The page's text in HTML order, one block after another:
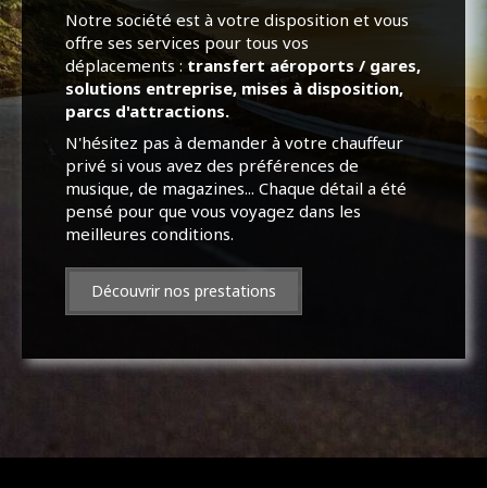
Notre société est à votre disposition et vous
offre ses services pour tous vos
déplacements : transfert aéroports / gares,
solutions entreprise, mises à disposition,
parcs d'attractions.
N'hésitez pas à demander à votre chauffeur
privé si vous avez des préférences de
musique, de magazines... Chaque détail a été
pensé pour que vous voyagez dans les
meilleures conditions.
Découvrir nos prestations